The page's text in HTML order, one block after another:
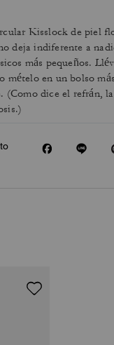
Kisslock de piel
deja indiferente a
más pequeños.
mételo en un bolso
dice el refrán,